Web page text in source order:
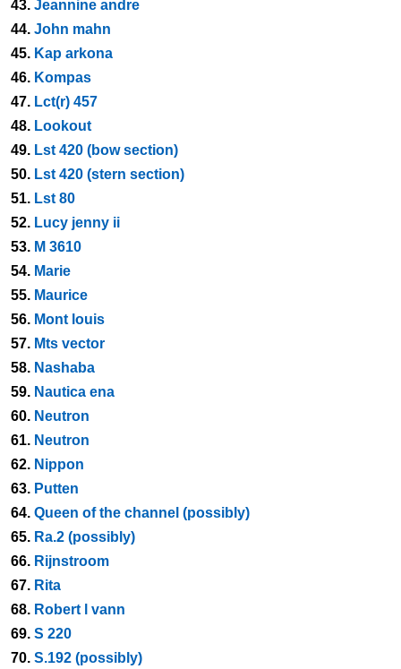
43. Jeannine andre
44. John mahn
45. Kap arkona
46. Kompas
47. Lct(r) 457
48. Lookout
49. Lst 420 (bow section)
50. Lst 420 (stern section)
51. Lst 80
52. Lucy jenny ii
53. M 3610
54. Marie
55. Maurice
56. Mont louis
57. Mts vector
58. Nashaba
59. Nautica ena
60. Neutron
61. Neutron
62. Nippon
63. Putten
64. Queen of the channel (possibly)
65. Ra.2 (possibly)
66. Rijnstroom
67. Rita
68. Robert l vann
69. S 220
70. S.192 (possibly)